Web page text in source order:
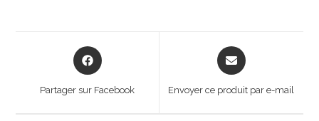
Opens
in
Partager sur Facebook
Opens
in
new
Envoyer ce produit par e-mail